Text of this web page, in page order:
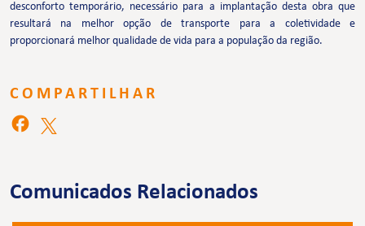
desconforto temporário, necessário para a implantação desta obra que
resultará na melhor opção de transporte para a coletividade e
proporcionará melhor qualidade de vida para a população da região.
COMPARTILHAR
Comunicados Relacionados